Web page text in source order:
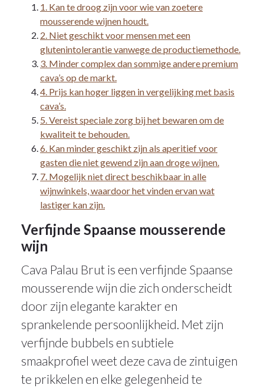
1. Kan te droog zijn voor wie van zoetere
mousserende wijnen houdt.
2. Niet geschikt voor mensen met een
glutenintolerantie vanwege de productiemethode.
3. Minder complex dan sommige andere premium
cava’s op de markt.
4. Prijs kan hoger liggen in vergelijking met basis
cava’s.
5. Vereist speciale zorg bij het bewaren om de
kwaliteit te behouden.
6. Kan minder geschikt zijn als aperitief voor
gasten die niet gewend zijn aan droge wijnen.
7. Mogelijk niet direct beschikbaar in alle
wijnwinkels, waardoor het vinden ervan wat
lastiger kan zijn.
Verfijnde Spaanse mousserende
wijn
Cava Palau Brut is een verfijnde Spaanse
mousserende wijn die zich onderscheidt
door zijn elegante karakter en
sprankelende persoonlijkheid. Met zijn
verfijnde bubbels en subtiele
smaakprofiel weet deze cava de zintuigen
te prikkelen en elke gelegenheid te